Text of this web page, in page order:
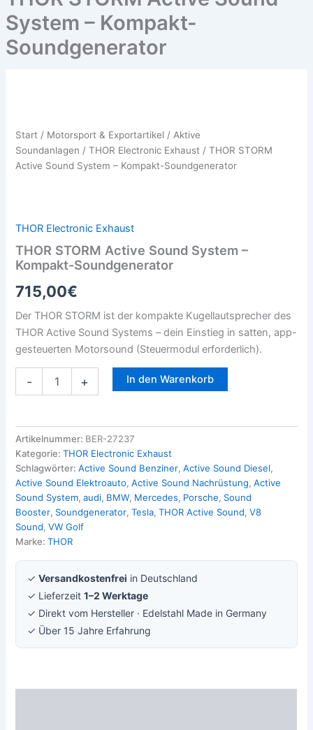
System – Kompakt-
Soundgenerator
Start / Motorsport & Exportartikel / Aktive
Soundanlagen /THOR Electronic Exhaust / THOR STORM
Active Sound System – Kompakt-Soundgenerator
THOR Electronic Exhaust
THOR STORM Active Sound System –
Kompakt-Soundgenerator
715,00€
Der THOR STORM ist der kompakte Kugellautsprecher des
THOR Active Sound Systems – dein Einstieg in satten, app-
gesteuerten Motorsound (Steuermodul erforderlich).
-
Sound
System
–
+ In den Warenkorb
Artikelnummer: BER-27237
Kategorie:THOR Electronic Exhaust
Schlagwörter:Active Sound Benziner,Active Sound Diesel,
Active Sound Elektroauto,Active Sound Nachrüstung,Active
Sound System,audi, BMW, Mercedes, Porsche, Sound
Booster, Soundgenerator,Tesla,THOR Active Sound,V8
Sound,VW Golf
Marke:THOR
✓Versandkostenfrei in Deutschland
✓ Lieferzeit1–2 Werktage
✓ Direkt vom Hersteller · Edelstahl Made in Germany
✓ Über 15 Jahre Erfahrung